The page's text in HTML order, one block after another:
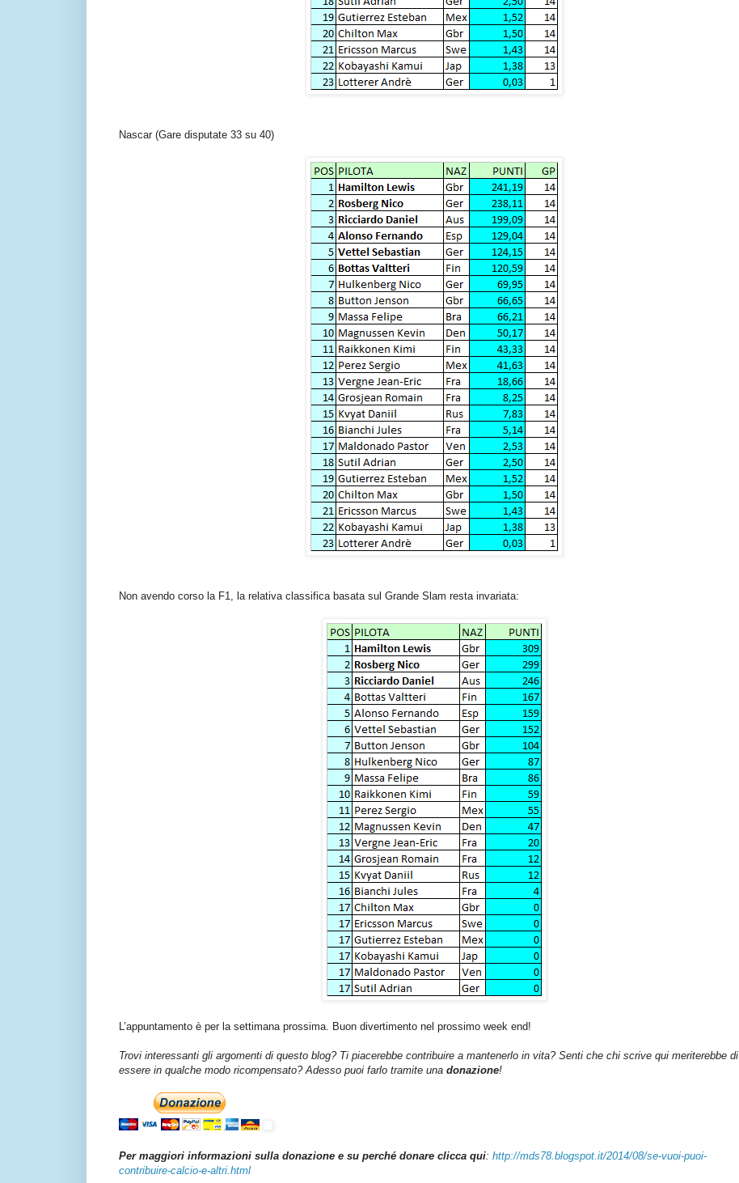
Nascar (Gare disputate 33 su 40)
Non avendo corso la F1, la relativa classifica basata sul Grande Slam resta invariata:
L’appuntamento è per la settimana prossima. Buon divertimento nel prossimo week end!
Trovi interessanti gli argomenti di questo blog? Ti piacerebbe contribuire a mantenerlo in vita? Senti che chi scrive qui meriterebbe di
essere in qualche modo ricompensato? Adesso puoi farlo tramite una donazione!
Per maggiori informazioni sulla donazione e su perché donare clicca qui: http://mds78.blogspot.it/2014/08/se-vuoi-puoi-
contribuire-calcio-e-altri.html